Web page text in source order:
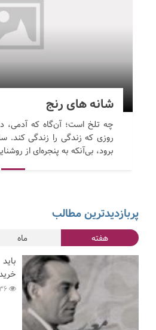
شانه های رنج
چه تلخ است؛ آن‌گاه که آدمی،
روزی که زندگی را زندگی کند.
برود، بی‌آنکه به پنجره‌ای از
پربازدیدترین مطالب
هفته ماه